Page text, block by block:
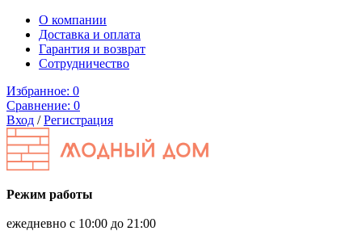
О компании
Доставка и оплата
Гарантия и возврат
Сотрудничество
Избранное: 0
Сравнение: 0
Вход /Регистрация
Режим работы
ежедневно с 10:00 до 21:00